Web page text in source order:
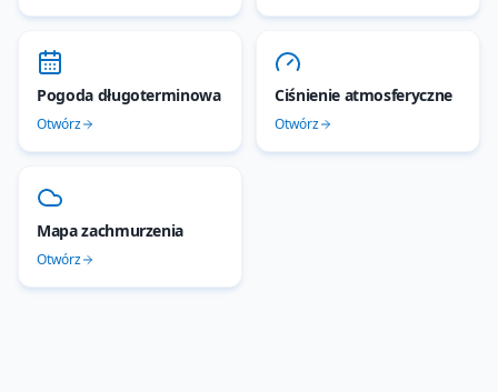
Pogoda długoterminowa
Otwórz
Ciśnienie atmosferyczne
Otwórz
Mapa zachmurzenia
Otwórz